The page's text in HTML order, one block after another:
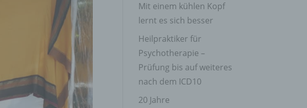
Mit einem kühlen Kopf
lernt es sich besser
Heilpraktiker für
Psychotherapie –
Prüfung bis auf weiteres
nach dem ICD10
20 Jahre